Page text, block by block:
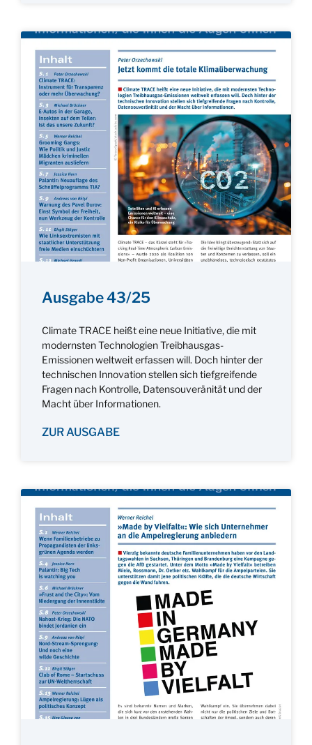
Ausgabe 43/25
Climate TRACE heißt eine neue Initiative, die mit
modernsten Technologien Treibhausgas-
Emissionen weltweit erfassen will. Doch hinter der
technischen Innovation stellen sich tiefgreifende
Fragen nach Kontrolle, Datensouveränität und der
Macht über Informationen.
ZUR AUSGABE